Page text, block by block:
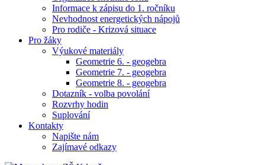
Informace k zápisu do 1. ročníku
Nevhodnost energetických nápojů
Pro rodiče - Krizová situace
Pro žáky
Výukové materiály
Geometrie 6. - geogebra
Geometrie 7. - geogebra
Geometrie 8. - geogebra
Dotazník - volba povolání
Rozvrhy hodin
Suplování
Kontakty
Napište nám
Zajímavé odkazy